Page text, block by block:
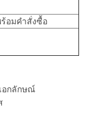
อมคำสั่งซื้อ
อกลักษณ์